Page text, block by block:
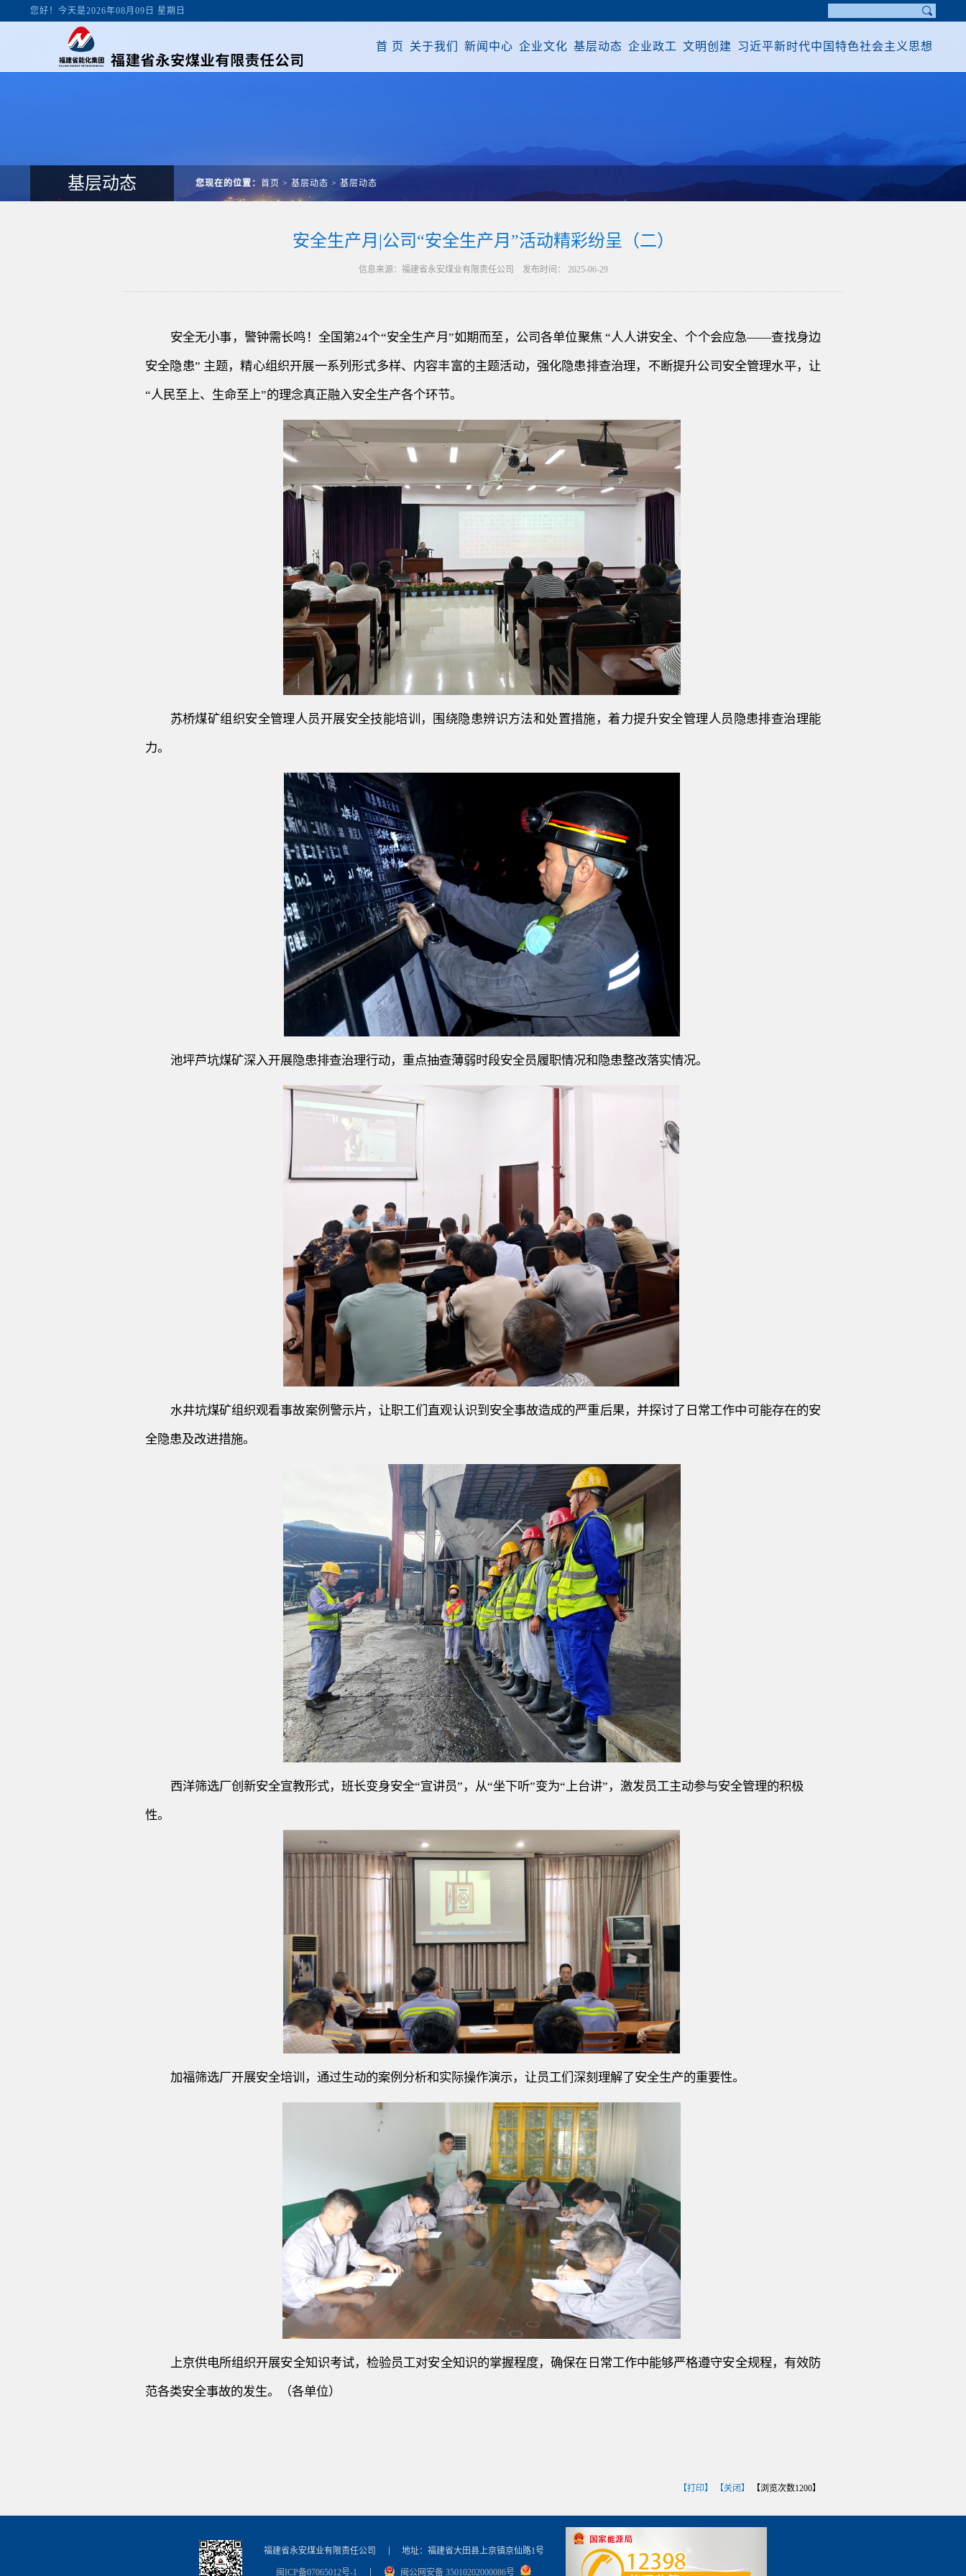
您好！今天是2026年08月09日 星期日
首 页 关于我们 新闻中心 企业文化 基层动态 企业政工 文明创建 习近平新时代中国特色社会主义思想
基层动态 您现在的位置： 首页 > 基层动态 > 基层动态
安全生产月|公司“安全生产月”活动精彩纷呈（二）
信息来源：福建省永安煤业有限责任公司 发布时间： 2025-06-29
安全无小事，警钟需长鸣！全国第24个“安全生产月”如期而至，公司各单位聚焦 “人人讲安全、个个会应急——查找身边
安全隐患” 主题，精心组织开展一系列形式多样、内容丰富的主题活动，强化隐患排查治理，不断提升公司安全管理水平，让
“人民至上、生命至上”的理念真正融入安全生产各个环节。
苏桥煤矿组织安全管理人员开展安全技能培训， 围绕隐患辨识方法和处置措施，着力提升安全管理人员隐患排查治理能
力。
池坪芦坑煤矿深入开展隐患排查治理行动，重点抽查薄弱时段安全员履职情况和隐患整改落实情况。
水井坑煤矿组织观看事故案例警示片，让职工们直观认识到安全事故造成的严重后果，并探讨了日常工作中可能存在的安
全隐患及改进措施。
西洋筛选厂创新安全宣教形式， 班长变身安全“宣讲员”，从“坐下听”变为“上台讲” ， 激发员工主动参与安全管理的积极
性。
加福筛选厂开展安全培训，通过生动的案例分析和实际操作演示，让员工们深刻理解了安全生产的重要性。
上京供电所组织开展安全知识考试，检验员工对安全知识的掌握程度，确保在日常工作中能够严格遵守安全规程，有效防
范各类安全事故的发生。（各单位）
【打印】 【关闭】 【浏览次数1200】
福建省永安煤业有限责任公司 地址：福建省大田县上京镇京仙路1号
闽ICP备07065012号-1 闽公网安备 35010202000086号